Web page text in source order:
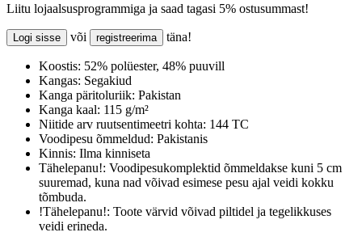
Liitu lojaalsusprogrammiga ja saad tagasi 5% ostusummast!
Logi sisse või registreerima täna!
Koostis: 52% polüester, 48% puuvill
Kangas: Segakiud
Kanga päritoluriik: Pakistan
Kanga kaal: 115 g/m²
Niitide arv ruutsentimeetri kohta: 144 TC
Voodipesu õmmeldud: Pakistanis
Kinnis: Ilma kinniseta
Tähelepanu!: Voodipesukomplektid õmmeldakse kuni 5 cm
suuremad, kuna nad võivad esimese pesu ajal veidi kokku
tõmbuda.
!Tähelepanu!: Toote värvid võivad piltidel ja tegelikkuses
veidi erineda.